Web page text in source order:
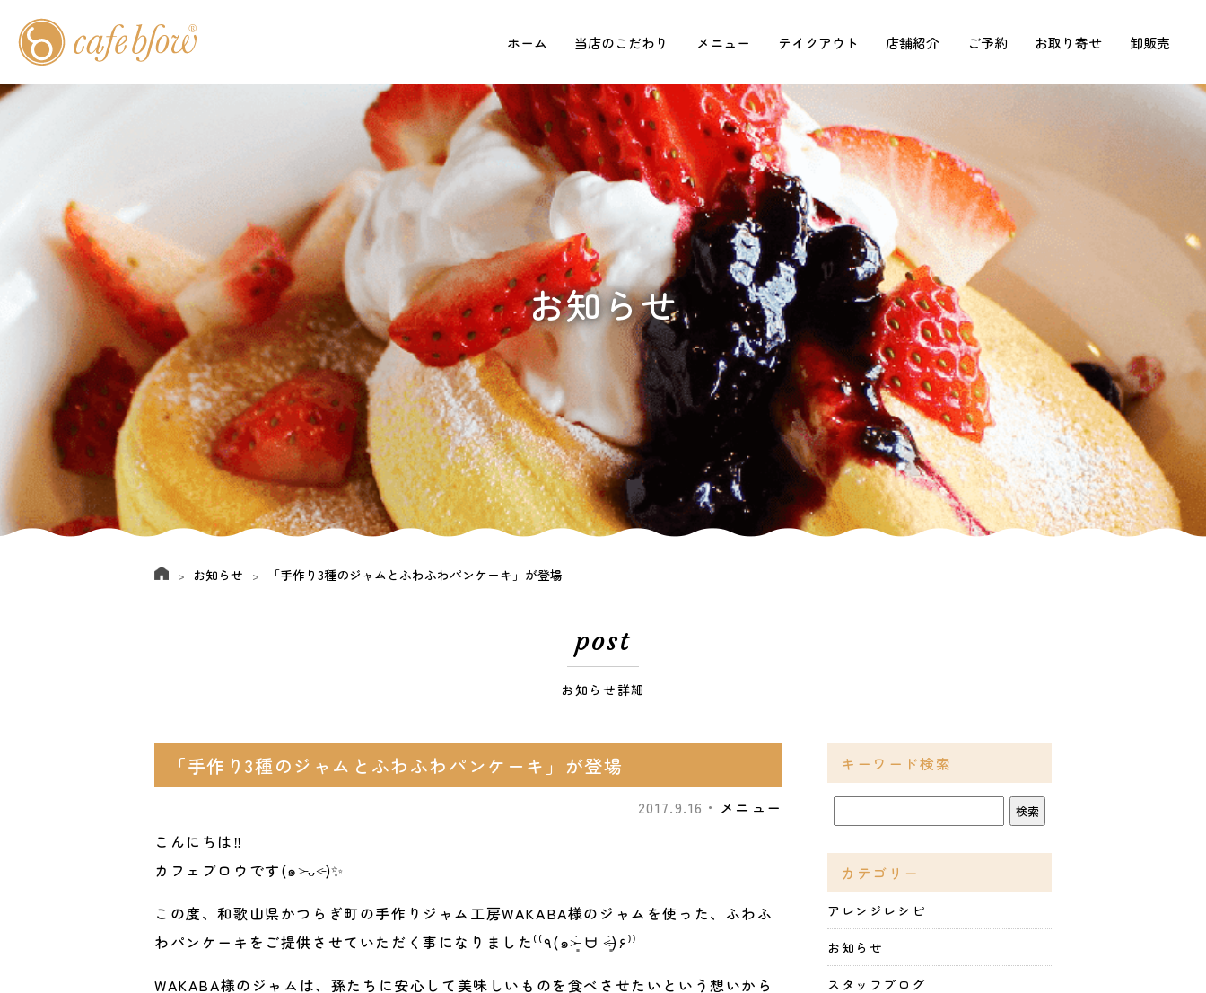
ホーム 当店のこだわり メニュー テイクアウト 店舗紹介 ご予約 お取り寄せ 卸販売
お知らせ
お知らせ 「手作り3種のジャムとふわふわパンケーキ」が登場
post
お知らせ詳細
「手作り3種のジャムとふわふわパンケーキ」が登場
2017.9.16・ メニュー
こんにちは‼️
カフェブロウです(๑˃̵ᴗ˂̵)✨
この度、和歌山県かつらぎ町の手作りジャム工房WAKABA様のジャムを使った、ふわふ
わパンケーキをご提供させていただく事になりました⁽⁽٩(๑˃̶͈̀ ᗨ ˂̶͈́)۶⁾⁾
WAKABA様のジャムは、孫たちに安心して美味しいものを食べさせたいという想いから
キーワード検索
カテゴリー
アレンジレシピ
お知らせ
スタッフブログ